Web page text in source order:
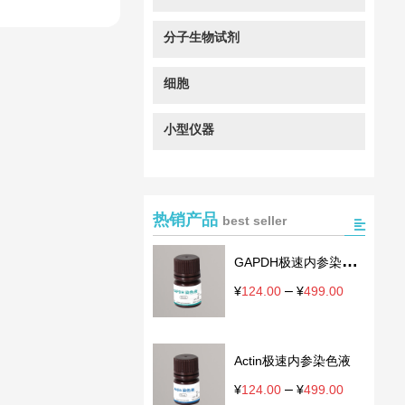
分子生物试剂
细胞
小型仪器
热销产品 best seller
GAPDH极速内参染色
液
¥124.00 – ¥499.00价
¥124.00
Actin极速内参染色液
¥124.00 – ¥499.00价